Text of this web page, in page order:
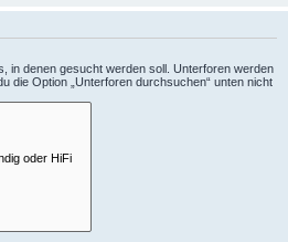
in denen gesucht werden soll. Unterforen werden
die Option „Unterforen durchsuchen“ unten nicht